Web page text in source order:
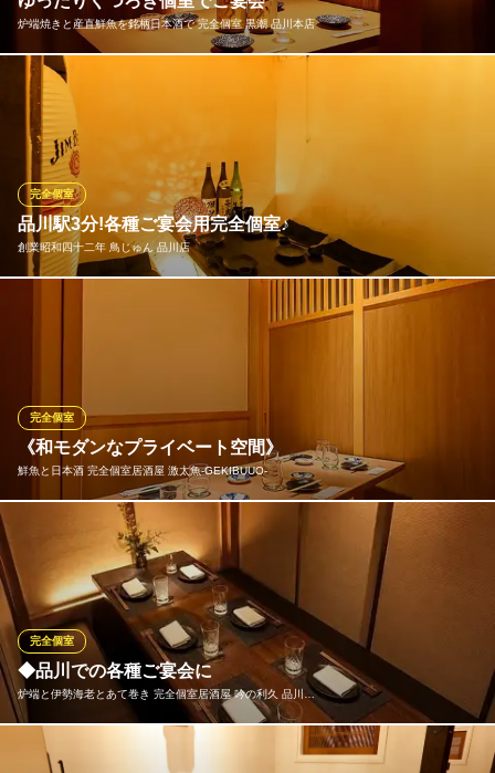
東京都港区高輪4-10-18 WING高輪WEST
炉端焼きと産直鮮魚を銘柄日本酒で 完全個室 黒潮 品川本店
少人数～最大60名様まで個室席でご宴会をご用意！！各種飲み放
題付きのご宴会プランでゆったりご宴会をお楽しみいただけま
す。
炉端焼きと産直鮮魚を銘柄日本酒で 完全個室 黒潮 品川本店
鮮魚と日本酒が自慢
ＪＲ品川駅 徒歩3分
東京都港区港南2-2-9 朝日ビル2F
品川駅3分!各種ご宴会用完全個室♪
創業昭和四十二年 鳥じゅん 品川店
完全個室
和装飾が印象的な和風個室で、お客様だけの一杯に出会う。少人
会や貸切宴会に最適なプランを多数ご用意しております
創業昭和四十二年 鳥じゅん 品川店
品川 個室 居酒屋
ＪＲ品川駅港南口 徒歩3分
東京都港区港南2-2-9
《和モダンなプライベート空間》
鮮魚と日本酒 完全個室居酒屋 激太魚‐GEKIBUUO‐
完全個室
全国各地の地鶏を使用した地鶏料理をご用意しております！“激太
魚 品川駅前店”のこだわりの鳥料理を豊富にご用意しております。
居酒屋の定番料理から、知識と経験豊富な料理長が創る、素材の
旨みを生かした逸品料理を多数ご用意しております。
鮮魚と日本酒 完全個室居酒屋 激太魚‐GEKIBUUO‐
海鮮×焼き鳥×完全個室
東京都港区港南2-6-11
◆品川での各種ご宴会に
炉端と伊勢海老とあて巻き 完全個室居酒屋 吟の利久 品川…
完全個室
少人数の飲み会から大人数の会社宴会まで対応可能な個室席を完